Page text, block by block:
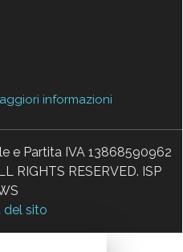
informazioni
e Partita IVA 13868590962
RIGHTS RESERVED. ISP
del sito